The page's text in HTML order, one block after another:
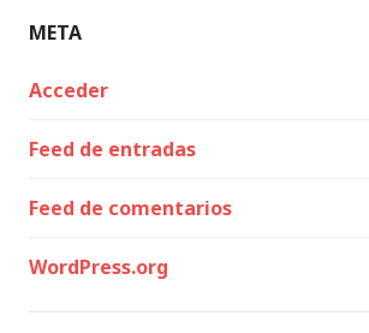
META
Acceder
Feed de entradas
Feed de comentarios
WordPress.org